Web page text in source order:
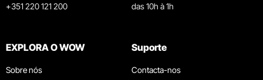
+351 220 121 200
das 10h à 1h
EXPLORA O WOW
Sobre nós
Suporte
Contacta-nos